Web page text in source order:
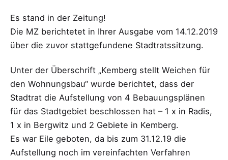
Es stand in der Zeitung!
Die MZ berichtetet in Ihrer Ausgabe vom 14.12.2019
über die zuvor stattgefundene Stadtratssitzung.
Unter der Überschrift „Kemberg stellt Weichen für
den Wohnungsbau“ wurde berichtet, dass der
Stadtrat die Aufstellung von 4 Bebauungsplänen
für das Stadtgebiet beschlossen hat – 1 x in Radis,
1 x in Bergwitz und 2 Gebiete in Kemberg.
Es war Eile geboten, da bis zum 31.12.19 die
Aufstellung noch im vereinfachten Verfahren